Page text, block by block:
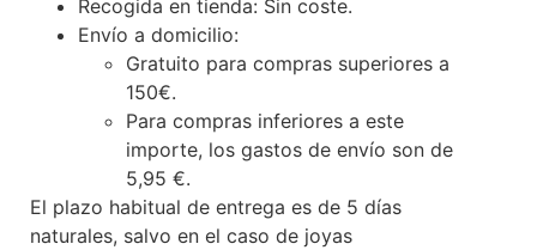
Recogida en tienda: Sin coste.
Envío a domicilio:
Gratuito para compras superiores a
150€.
Para compras inferiores a este
importe, los gastos de envío son de
5,95 €.
El plazo habitual de entrega es de 5 días
naturales, salvo en el caso de joyas